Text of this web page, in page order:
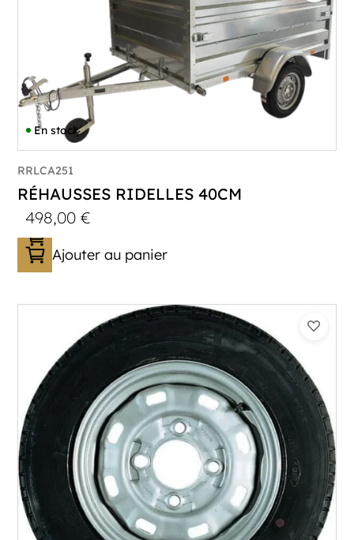
En stock
RRLCA251
RÉHAUSSES RIDELLES 40CM
498,00€
Ajouter au panier